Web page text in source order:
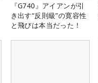
『G740』アイアンが引
き出す“反則級”の寛容性
と飛びは本当だった！